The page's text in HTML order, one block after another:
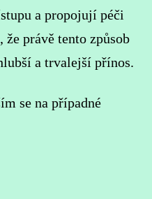
a propojují péči
právě tento způsob
a trvalejší přínos.
se na případné